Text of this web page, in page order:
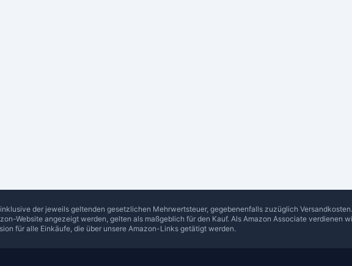
der jeweils geltenden gesetzlichen Mehrwertsteuer, gegebenenfalls zuzüglich
Website angezeigt werden, gelten als maßgeblich für den Kauf. Als Amazon Associate verdienen
für alle Einkäufe, die über unsere Amazon-Links getätigt werden.